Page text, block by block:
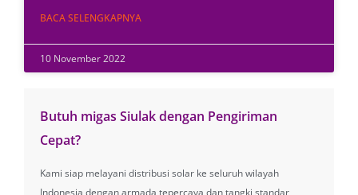
BACA SELENGKAPNYA
10 November 2022
Butuh migas Siulak dengan Pengiriman
Cepat?
Kami siap melayani distribusi solar ke seluruh wilayah